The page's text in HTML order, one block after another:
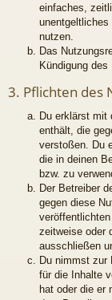
einfaches,
nutzen.
Das
Kündigung des
3. Pflichten des
Du erklärst mit
enthält, die
verstoßen. Du
die in deinen
bzw. zu
Der Betreiber
gegen diese
zeitweise oder
ausschließen
Du nimmst zur
für die Inhalte
hat oder die er